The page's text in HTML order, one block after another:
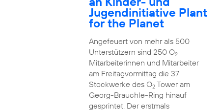
Jugendinitiative Plant
for the Planet
Angefeuert von mehr als 500
Unterstützern sind 250 O2
Mitarbeiterinnen und Mitarbeiter
am Freitagvormittag die 37
Stockwerke des O2Tower am
Georg-Brauchle-Ring hinauf
gesprintet. Der erstmals